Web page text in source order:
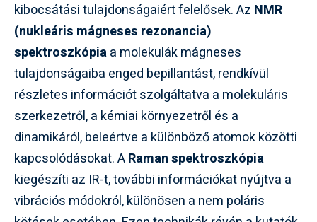
kibocsátási tulajdonságaiért felelősek. Az NMR
(nukleáris mágneses rezonancia)
spektroszkópiaa molekulák mágneses
tulajdonságaiba enged bepillantást, rendkívül
részletes információt szolgáltatva a molekuláris
szerkezetről, a kémiai környezetről és a
dinamikáról, beleértve a különböző atomok közötti
kapcsolódásokat. ARaman spektroszkópia
kiegészíti az IR-t, további információkat nyújtva a
vibrációs módokról, különösen a nem poláris